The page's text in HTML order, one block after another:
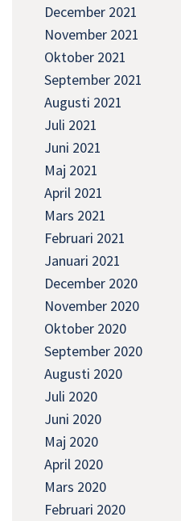
December 2021
November 2021
Oktober 2021
September 2021
Augusti 2021
Juli 2021
Juni 2021
Maj 2021
April 2021
Mars 2021
Februari 2021
Januari 2021
December 2020
November 2020
Oktober 2020
September 2020
Augusti 2020
Juli 2020
Juni 2020
Maj 2020
April 2020
Mars 2020
Februari 2020